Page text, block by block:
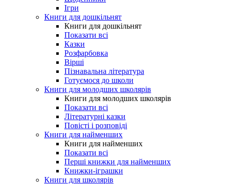
Ігри
Книги для дошкільнят
Книги для дошкільнят
Показати всі
Казки
Розфарбовка
Вірші
Пізнавальна література
Готуємося до школи
Книги для молодших школярів
Книги для молодших школярів
Показати всі
Літературні казки
Повісті і розповіді
Книги для найменших
Книги для найменших
Показати всі
Перші книжки для найменших
Книжки-іграшки
Книги для школярів